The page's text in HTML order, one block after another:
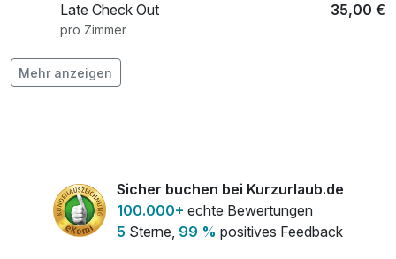
Late Check Out 35,00 €
pro Zimmer
Leihbademantel
pro Stück
Saunanutzung am Verlängerungstag im
Rahmen der Öffnungszeiten
10,00 €
pro Person (1 Tag/e)
Mehr anzeigen
Sicher buchen bei Kurzurlaub.de
100.000+ echte Bewertungen
5 Sterne, 99 % positives Feedback